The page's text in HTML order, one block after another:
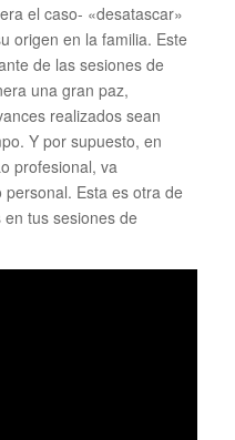
el caso- «desatascar»
origen en la familia. Este
de las sesiones de
una gran paz,
realizados sean
Y por supuesto, en
profesional, va
Esta es otra de
tus sesiones de